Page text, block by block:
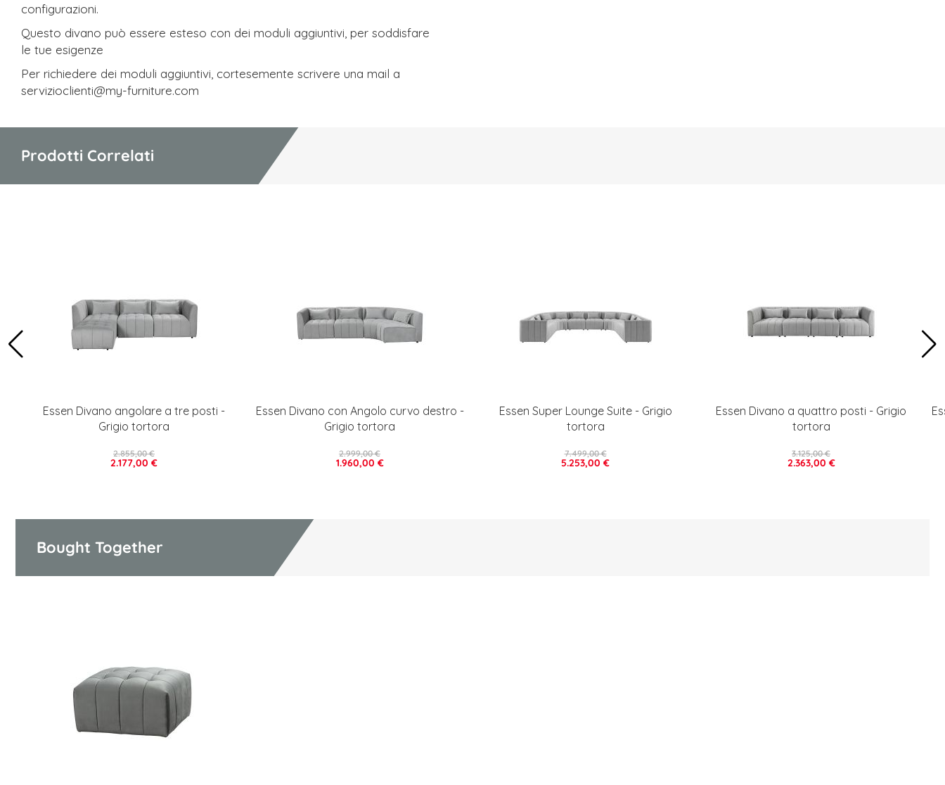
configurazioni.
Questo divano può essere esteso con dei moduli aggiuntivi, per soddisfare
le tue esigenze
Per richiedere dei moduli aggiuntivi, cortesemente scrivere una mail a
servizioclienti@my-furniture.com
Prodotti Correlati
Essen Divano angolare a tre posti -
Grigio tortora
2.177,00 €
2.855,00 €
Essen Divano con Angolo curvo destro -
Grigio tortora
1.960,00 €
2.999,00 €
Essen Super Lounge Suite - Grigio
tortora
5.253,00 €
7.499,00 €
Essen Divano a quattro posti - Grigio
tortora
2.363,00 €
3.125,00 €
Bought Together